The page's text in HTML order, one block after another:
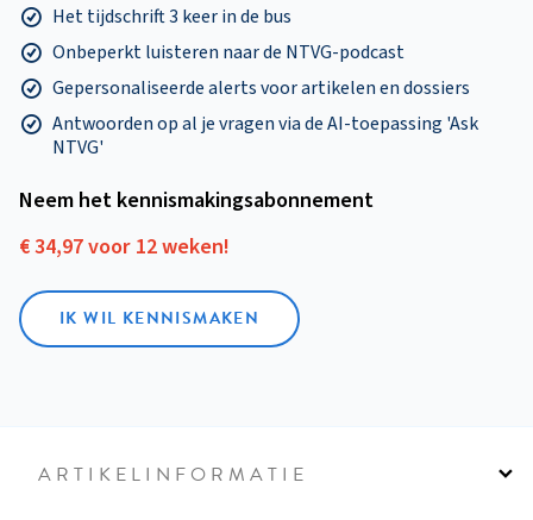
Het tijdschrift 3 keer in de bus
Onbeperkt luisteren naar de NTVG-podcast
Gepersonaliseerde alerts voor artikelen en dossiers
Antwoorden op al je vragen via de AI-toepassing 'Ask
NTVG'
Neem het kennismakings­abonnement
€ 34,97 voor 12 weken!
IK WIL KENNISMAKEN
ARTIKELINFORMATIE